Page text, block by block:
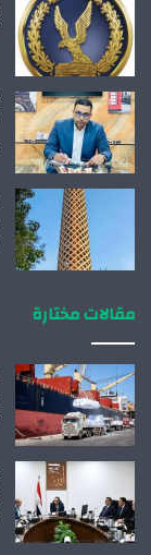
مقالات مختارة